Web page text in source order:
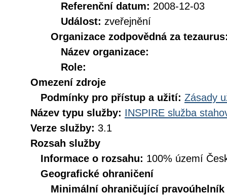
Referenční datum: 2008-12-03
Událost: zveřejnění
Organizace zodpovědná za
Název organizace:
Role:
Omezení zdroje
Podmínky pro přístup a užití: Zásady
Název typu služby: INSPIRE služba
Verze služby: 3.1
Rozsah služby
Informace o rozsahu: 100% území
Geografické ohraničení
Minimální ohraničující pravoúhelník